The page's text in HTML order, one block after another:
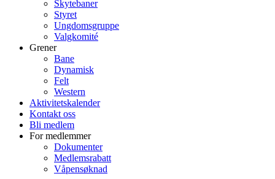
Skytebaner
Styret
Ungdomsgruppe
Valgkomité
Grener
Bane
Dynamisk
Felt
Western
Aktivitetskalender
Kontakt oss
Bli medlem
For medlemmer
Dokumenter
Medlemsrabatt
Våpensøknad